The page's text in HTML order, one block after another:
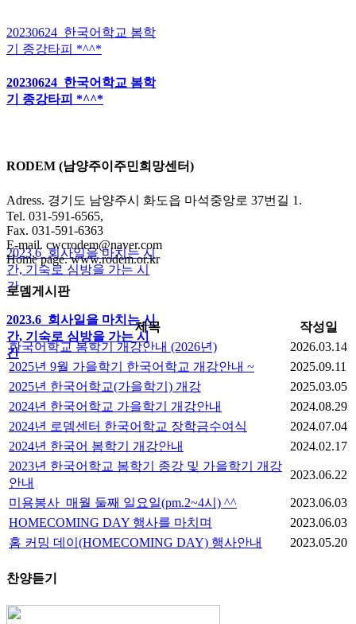
20230624_한국어학교 봄학
기 종강타피 *^^*
20230624_한국어학교 봄학
기 종강타피 *^^*
2023.6_회사일을 마치는 시
간, 기숙로 심방을 가는 시
간
2023.6_회사일을 마치는 시
간, 기숙로 심방을 가는 시
간
RODEM (남양주이주민희망센터)
Adress. 경기도 남양주시 화도읍 마석중앙로 37번길 1.
Tel. 031-591-6565,
Fax. 031-591-6363
E-mail. cwcrodem@naver.com
Home page. www.rodem.or.kr
로뎀게시판
제목
작성일
한국어학교 봄학기 개강안내 (2026년)
2026.03.14
2025년 9월 가을학기 한국어학교 개강안내 ~
2025.09.11
2025년 한국어학교(가을학기) 개강
2025.03.05
2024년 한국어학교 가을학기 개강안내
2024.08.29
2024년 로뎀센터 한국어학교 장학금수여식
2024.07.04
2024년 한국어 봄학기 개강안내
2024.02.17
2023년 한국어학교 봄학기 종강 및 가을학기 개강
안내
2023.06.22
미용봉사_매월 둘째 일요일(pm.2~4시) ^^
2023.06.03
HOMECOMING DAY 행사를 마치며
2023.06.03
홈 커밍 데이(HOMECOMING DAY) 행사안내
2023.05.20
찬양듣기